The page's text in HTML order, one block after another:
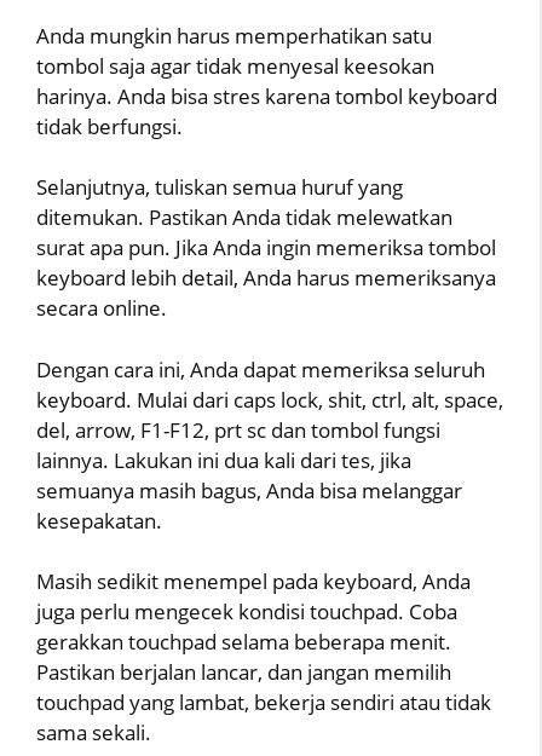
Anda mungkin harus memperhatikan satu
tombol saja agar tidak menyesal keesokan
harinya. Anda bisa stres karena tombol keyboard
tidak berfungsi.
Selanjutnya, tuliskan semua huruf yang
ditemukan. Pastikan Anda tidak melewatkan
surat apa pun. Jika Anda ingin memeriksa tombol
keyboard lebih detail, Anda harus memeriksanya
secara online.
Dengan cara ini, Anda dapat memeriksa seluruh
keyboard. Mulai dari caps lock, shit, ctrl, alt, space,
del, arrow, F1-F12, prt sc dan tombol fungsi
lainnya. Lakukan ini dua kali dari tes, jika
semuanya masih bagus, Anda bisa melanggar
kesepakatan.
Masih sedikit menempel pada keyboard, Anda
juga perlu mengecek kondisi touchpad. Coba
gerakkan touchpad selama beberapa menit.
Pastikan berjalan lancar, dan jangan memilih
touchpad yang lambat, bekerja sendiri atau tidak
sama sekali.